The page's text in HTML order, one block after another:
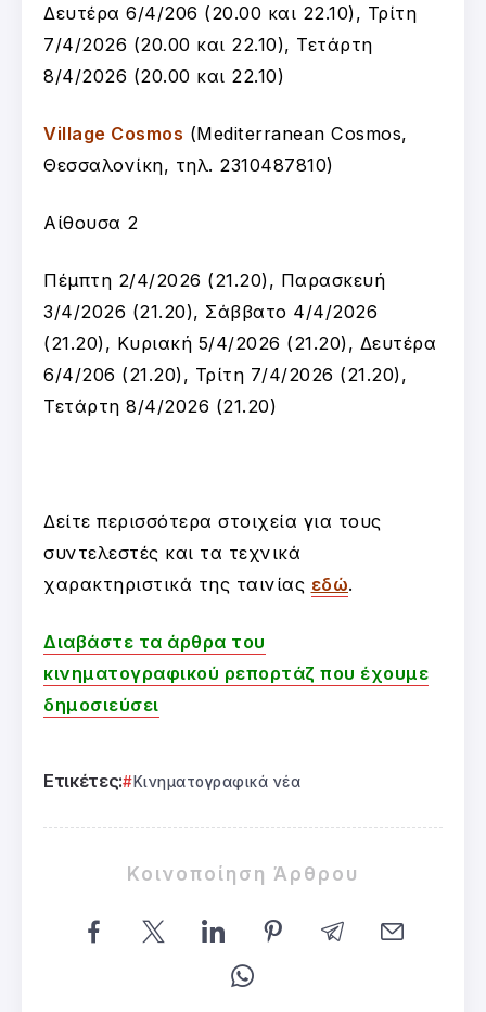
Δευτέρα 6/4/206 (20.00 και 22.10), Τρίτη
7/4/2026 (20.00 και 22.10), Τετάρτη
8/4/2026 (20.00 και 22.10)
Village Cosmos (Mediterranean Cosmos,
Θεσσαλονίκη, τηλ. 2310487810)
Αίθουσα 2
Πέμπτη 2/4/2026 (21.20), Παρασκευή
3/4/2026 (21.20), Σάββατο 4/4/2026
(21.20), Κυριακή 5/4/2026 (21.20), Δευτέρα
6/4/206 (21.20), Τρίτη 7/4/2026 (21.20),
Τετάρτη 8/4/2026 (21.20)
Δείτε περισσότερα στοιχεία για τους
συντελεστές και τα τεχνικά
χαρακτηριστικά της ταινίας εδώ.
Διαβάστε τα άρθρα του
κινηματογραφικού ρεπορτάζ που έχουμε
δημοσιεύσει
Ετικέτες: Κινηματογραφικά νέα
Κοινοποίηση Άρθρου